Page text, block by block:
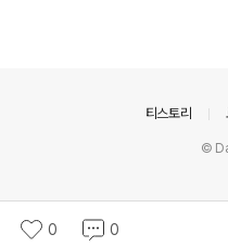
0 0
티스토리
©